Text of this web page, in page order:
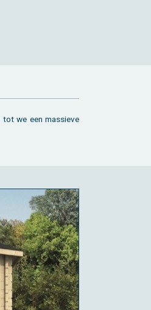
tot we een mas­sie­ve